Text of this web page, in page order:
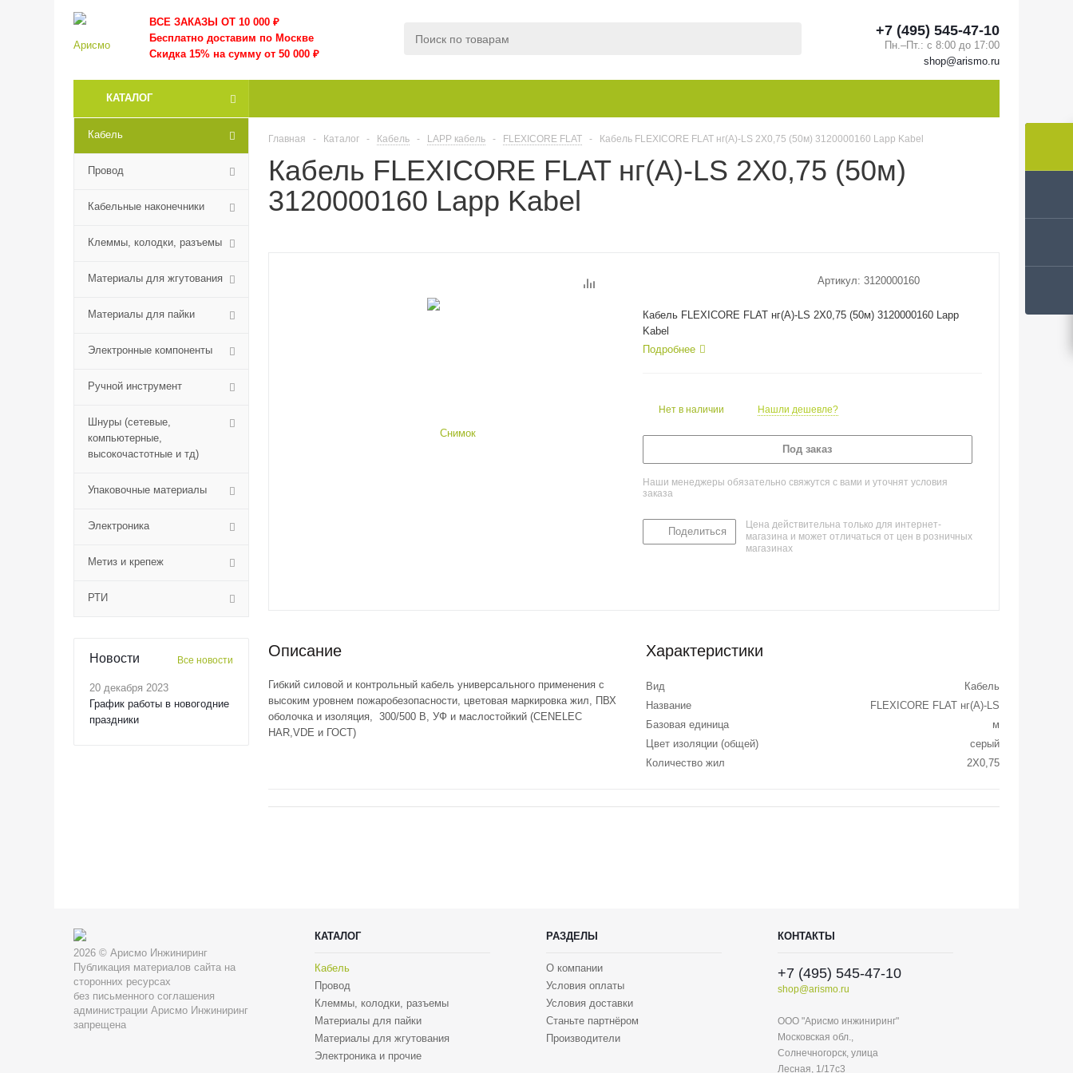
ВСЕ ЗАКАЗЫ ОТ 10 000 ₽
Бесплатно доставим по Москве
Скидка 15% на сумму от 50 000 ₽
+7 (495) 545-47-10
Пн.–Пт.: с 8:00 до 17:00
shop@arismo.ru
КАТАЛОГ
Кабель
Провод
Кабельные наконечники
Клеммы, колодки, разъемы
Материалы для жгутования
Материалы для пайки
Электронные компоненты
Ручной инструмент
Шнуры (сетевые,
компьютерные,
высокочастотные и тд)
Упаковочные материалы
Электроника
Метиз и крепеж
РТИ
Новости Все новости
20 декабря 2023
График работы в новогодние
праздники
Главная - Каталог - Кабель - LAPP кабель - FLEXICORE FLAT - Кабель FLEXICORE FLAT нг(А)-LS 2X0,75 (50м) 3120000160 Lapp Kabel
Кабель FLEXICORE FLAT нг(А)-LS 2X0,75 (50м)
3120000160 Lapp Kabel
Артикул: 3120000160
Кабель FLEXICORE FLAT нг(А)-LS 2X0,75 (50м) 3120000160 Lapp
Kabel
Подробнее
Нет в наличии Нашли дешевле?
Под заказ
Наши менеджеры обязательно свяжутся с вами и уточнят условия
заказа
Поделиться
Цена действительна только для интернет-
магазина и может отличаться от цен в розничных
магазинах
Описание
Гибкий силовой и контрольный кабель универсального применения с
высоким уровнем пожаробезопасности, цветовая маркировка жил, ПВХ
оболочка и изоляция, 300/500 В, УФ и маслостойкий (CENELEC
HAR,VDE и ГОСТ)
Характеристики
Вид
Кабель
Название
FLEXICORE FLAT нг(А)-LS
Базовая единица
м
Цвет изоляции (общей)
серый
Количество жил
2X0,75
2026 © Арисмо Инжиниринг
Публикация материалов сайта на
сторонних ресурсах
без письменного соглашения
администрации Арисмо Инжиниринг
запрещена
КАТАЛОГ
Кабель
Провод
Клеммы, колодки, разъемы
Материалы для пайки
Материалы для жгутования
Электроника и прочие
РАЗДЕЛЫ
О компании
Условия оплаты
Условия доставки
Станьте партнёром
Производители
КОНТАКТЫ
+7 (495) 545-47-10
shop@arismo.ru
ООО "Арисмо инжиниринг"
Московская обл.,
Солнечногорск, улица
Лесная, 1/17с3